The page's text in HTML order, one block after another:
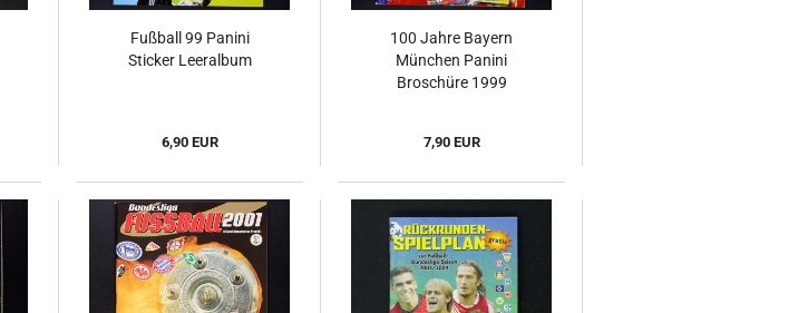
Fußball 99 Panini
Sticker Leeralbum
6,90 EUR
100 Jahre Bayern
München Panini
Broschüre 1999
7,90 EUR